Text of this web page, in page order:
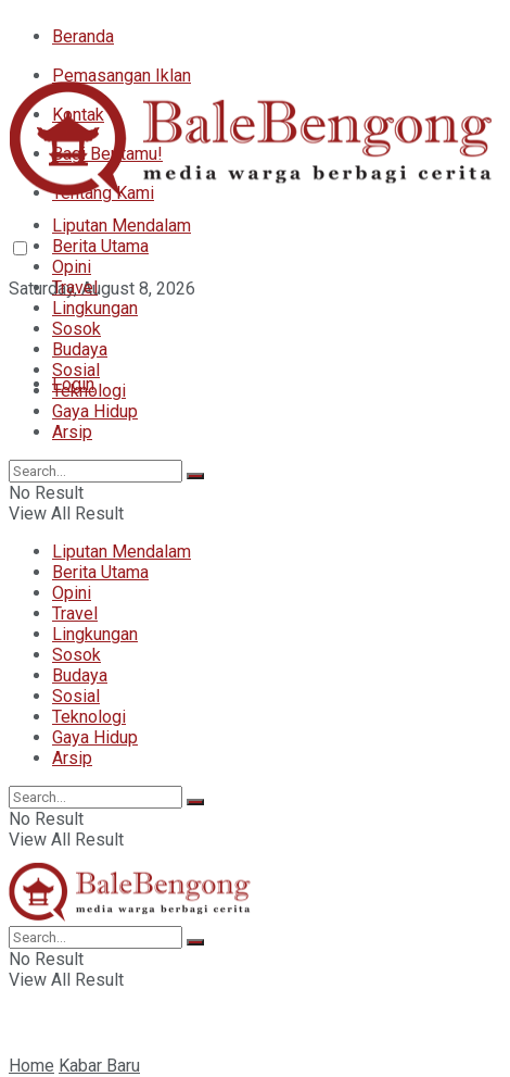
Beranda
Pemasangan Iklan
Kontak
Bagi Beritamu!
Tentang Kami
Saturday, August 8, 2026
Login
Liputan Mendalam
Berita Utama
Opini
Travel
Lingkungan
Sosok
Budaya
Sosial
Teknologi
Gaya Hidup
Arsip
No Result
View All Result
Liputan Mendalam
Berita Utama
Opini
Travel
Lingkungan
Sosok
Budaya
Sosial
Teknologi
Gaya Hidup
Arsip
No Result
View All Result
No Result
View All Result
Home Kabar Baru